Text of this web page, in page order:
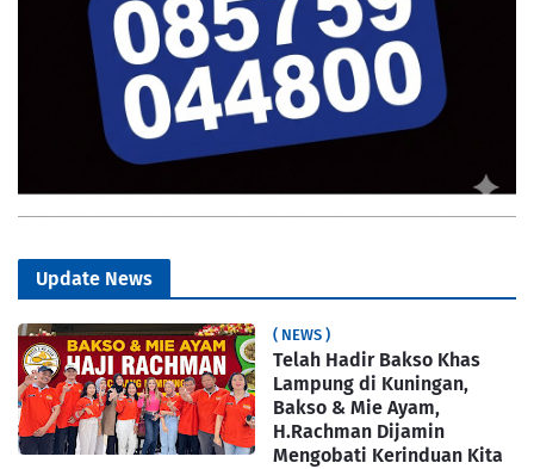
Update News
( NEWS )
Telah Hadir Bakso Khas
Lampung di Kuningan,
Bakso & Mie Ayam,
H.Rachman Dijamin
Mengobati Kerinduan Kita